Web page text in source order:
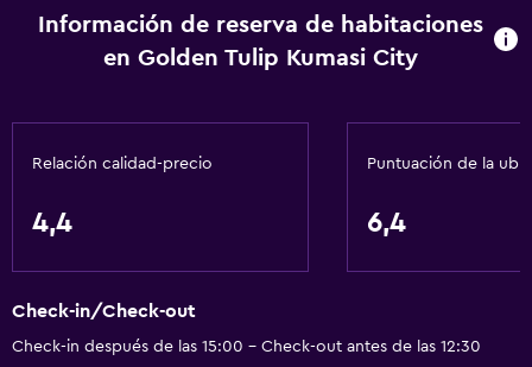
Información de reserva de habitaciones
en Golden Tulip Kumasi City
Relación calidad-precio
4,4
Puntuación de la
6,4
Check-in/Check-out
Check-in después de las 15:00 - Check-out antes de las 12:30